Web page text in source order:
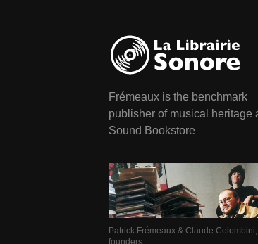
Frémeaux is the benchmark
publisher of musical heritage
Sound Bookstore
Patrick Frémeaux & Claude Colombini,